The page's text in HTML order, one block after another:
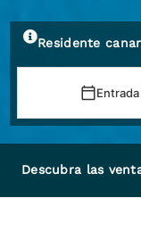
Residente
Descubra las